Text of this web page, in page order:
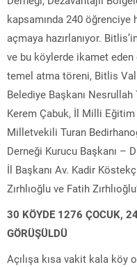
kapsamında 240
açmaya hazırlanıyor.
ve bu köylerde ikamet
temel atma töreni, Bitlis
Belediye Başkanı
Kerem Çabuk, İl Milli
Milletvekili Turan
Derneği Kurucu Başkanı –
İl Başkanı Av. Kadir
Zırhlıoğlu ve Fatih
30 KÖYDE 1276 ÇOCUK,
GÖRÜŞÜLDÜ
Açılışa kısa vakit kala köy